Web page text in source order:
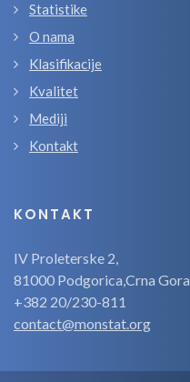
Statistike
O nama
Klasifikacije
Kvalitet
Mediji
Kontakt
KONTAKT
IV Proleterske 2,
81000 Podgorica,Crna Gora
+382 20/230-811
contact@monstat.org